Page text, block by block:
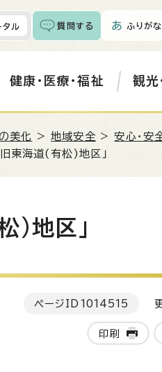
タル 質問する ふりがな
健康・医療・福祉 観光
美化 >地域安全 >安心・安
東海道(有松)地区」
)地区」
ページID 1014515 更
印刷